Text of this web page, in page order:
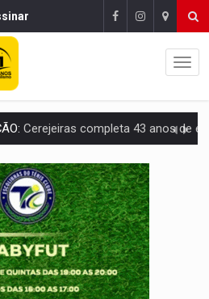
desmente boato sobre presença de plástico ou
fogem de residência e atacam casal de idosos
Forças policiais apreendem cerca de 1kg de
Flávio Bolsonaro escolhe Alfredo Gaspar como vice, alvo de
é esfaqueado no peito durante briga
e Receita Federal apreendem 12 kg de skunk e arma que